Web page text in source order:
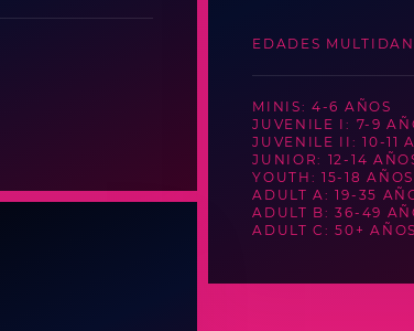
EDADES
MINIS: 4-6 AÑOS
JUVENILE I: 7-9
JUVENILE II: 10-11
JUNIOR: 12-14
YOUTH: 15-18 AÑOS
ADULT A: 19-35
ADULT B: 36-49
ADULT C: 50+ AÑOS